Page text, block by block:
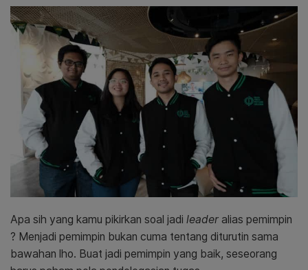
Apa sih yang kamu pikirkan soal jadi leader alias pemimpin
? Menjadi pemimpin bukan cuma tentang diturutin sama
bawahan lho. Buat jadi pemimpin yang baik, seseorang